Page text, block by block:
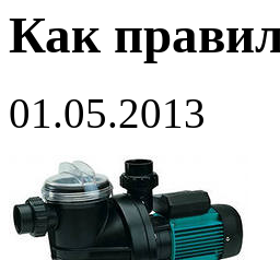
Как
01.05.2013